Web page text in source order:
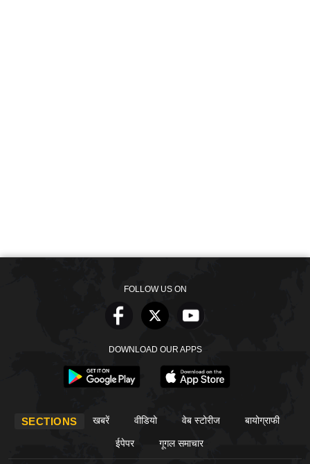
FOLLOW US ON
DOWNLOAD OUR APPS
SECTIONS खबरें वीडियो वेब स्टोरीज बायोग्राफी
ईपेपर गूगल समाचार